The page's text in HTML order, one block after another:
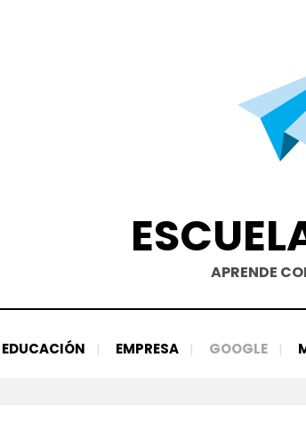
APRENDE
EDUCACIÓN EMPRESA GOOGLE